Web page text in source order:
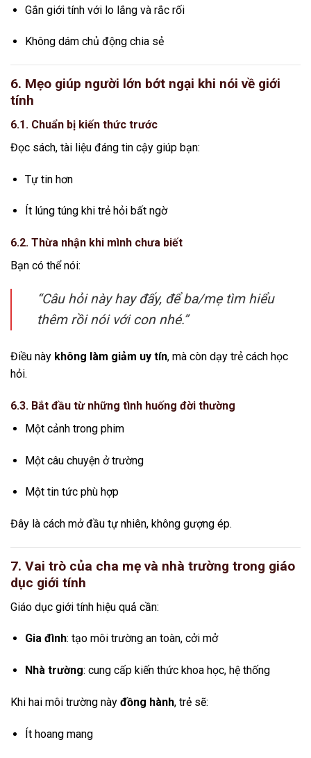
Gắn giới tính với lo lắng và rắc rối
Không dám chủ động chia sẻ
6. Mẹo giúp người lớn bớt ngại khi nói về giới
tính
6.1. Chuẩn bị kiến thức trước
Đọc sách, tài liệu đáng tin cậy giúp bạn:
Tự tin hơn
Ít lúng túng khi trẻ hỏi bất ngờ
6.2. Thừa nhận khi mình chưa biết
Bạn có thể nói:
“Câu hỏi này hay đấy, để ba/mẹ tìm hiểu
thêm rồi nói với con nhé.”
Điều này không làm giảm uy tín, mà còn dạy trẻ cách học
hỏi.
6.3. Bắt đầu từ những tình huống đời thường
Một cảnh trong phim
Một câu chuyện ở trường
Một tin tức phù hợp
Đây là cách mở đầu tự nhiên, không gượng ép.
7. Vai trò của cha mẹ và nhà trường trong giáo
dục giới tính
Giáo dục giới tính hiệu quả cần:
Gia đình: tạo môi trường an toàn, cởi mở
Nhà trường: cung cấp kiến thức khoa học, hệ thống
Khi hai môi trường này đồng hành, trẻ sẽ:
Ít hoang mang